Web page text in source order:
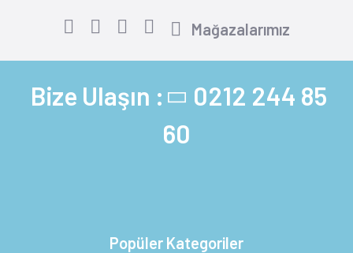
Mağazalarımız
Bize Ulaşın : 0212 244 85
60
Popüler Kategoriler